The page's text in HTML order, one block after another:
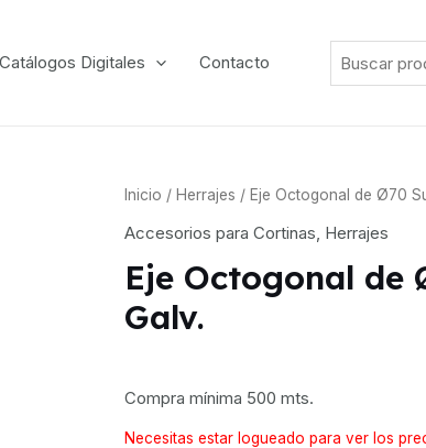
Catálogos Digitales Contacto
Inicio / Herrajes / Eje Octogonal de Ø70
Accesorios para Cortinas Herrajes
Eje Octogonal de
Galv.
Compra mínima 500 mts.
Necesitas estar logueado para ver los